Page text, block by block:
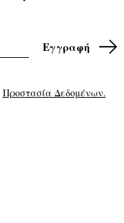
Προστασία Δεδομένων.